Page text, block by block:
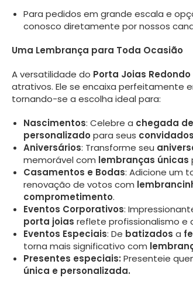
Para pedidos em grande escala e
conosco diretamente por nossos
Uma Lembrança para Toda Ocasião
A versatilidade do Porta Joias Redondo
atrativos. Ele se encaixa perfeitamente
tornando-se a escolha ideal para:
Nascimentos: Celebre a chegada
personalizadopara seus convidados
Aniversários: Transforme seu
memorável com lembranças únicas
Casamentos e Bodas: Adicione um
renovação de votos com
comprometimento.
Eventos Corporativos:
porta joias reflete profissionalismo e
Eventos Especiais: De batizados a
torna mais significativo com
Presentes especiais: Presenteie
única e personalizada.